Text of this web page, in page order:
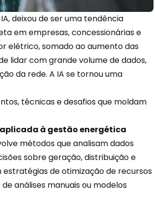
deixou de ser uma tendência
em empresas, concessionárias e
elétrico, somado ao aumento das
lidar com grande volume de dados,
da rede. A IA se tornou uma
técnicas e desafios que moldam
à gestão energética
métodos que analisam dados
sobre geração, distribuição e
de otimização de recursos
análises manuais ou modelos